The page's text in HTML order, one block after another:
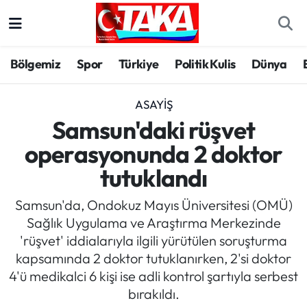
Bölgemiz Spor Türkiye Politik Kulis Dünya
ASAYIŞ
Samsun'daki rüşvet
operasyonunda 2 doktor
tutuklandı
Samsun'da, Ondokuz Mayıs Üniversitesi (OMÜ)
Sağlık Uygulama ve Araştırma Merkezinde
'rüşvet' iddialarıyla ilgili yürütülen soruşturma
kapsamında 2 doktor tutuklanırken, 2'si doktor
4'ü medikalci 6 kişi ise adli kontrol şartıyla serbest
bırakıldı.
Spor
Türkiye
Kültür/Sanat
Politik Kulis
Dünya
Trabzon Hava Durumu
Trabzon Trafik Yoğunluk Haritası
Süper Lig Puan Durumu ve Fikstür
Tüm Manşetler
Son Dakika Haberleri
Haber Arşivi